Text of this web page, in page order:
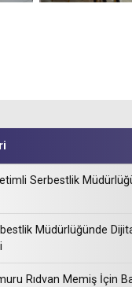
Serbestlik
Müdürlüğünde Dijital
Rıdvan Memiş İçin